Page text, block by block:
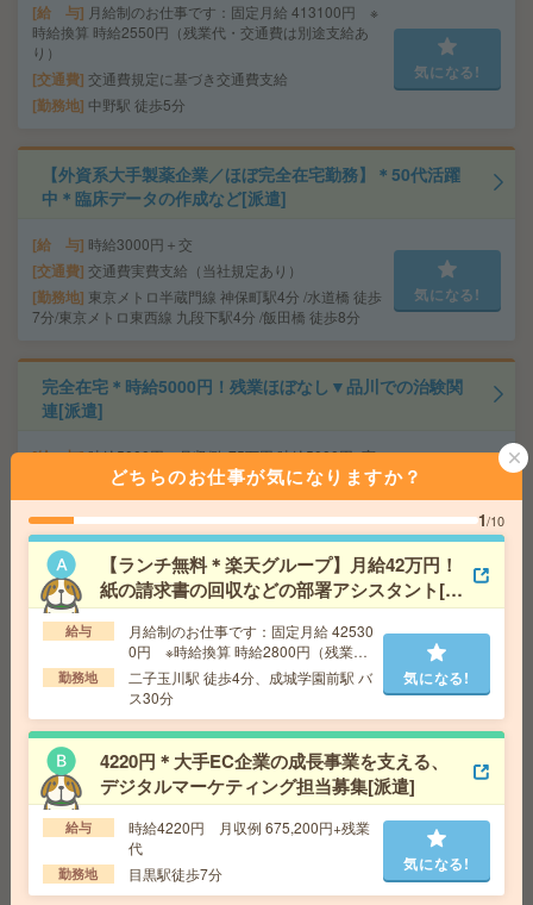
給 与 月給制のお仕事です：固定月給 413100円 ※
時給換算 時給2550円（残業代・交通費は別途支給あ
り）
交通費 交通費規定に基づき交通費支給
勤務地 中野駅 徒歩5分
気になる!
【外資系大手製薬企業／ほぼ完全在宅勤務】＊50代活躍
中＊臨床データの作成など[派遣]
給 与 時給3000円＋交
交通費 交通費実費支給（当社規定あり）
勤務地 東京メトロ半蔵門線 神保町駅4分 /水道橋 徒歩
7分/東京メトロ東西線 九段下駅4分 /飯田橋 徒歩8分
気になる!
完全在宅＊時給5000円！残業ほぼなし▼品川での治験関
連[派遣]
給 与 時給5000円 月収例 75万円 時給5000円×実
働7h×週5日×4週+残業10h ※月収例を保証するもので
はありません。※給与即受取りサービス利用可（利用条
件有）
交通費 1ヶ月3万円を上限として実費支給
勤務地
山手線 品川 徒歩10分 京急本線 泉岳
寺 徒歩12分
気になる!
在宅OK！【紹介予定派遣】社内情報システム@錦糸町[正
社員への紹介予定派遣]
給 与 時給2800～3000円＋交
交通費 交通費別途支給
勤務地 JR総武線・本線 錦糸町駅 徒歩5分
気になる!
ほぼ在宅！時短相談可！英語使用の事務[派遣]
給 与 時給2500円＋交
どちらのお仕事が気になりますか？
1/10
【ランチ無料＊楽天グループ】月給42万円！
紙の請求書の回収などの部署アシスタント[派
遣]
給与
月給制のお仕事です：固定月給 42530
0円 ※時給換算 時給2800円（残業
代・交通費は別途支給あり）
勤務地
二子玉川駅 徒歩4分、成城学園前駅 バ
ス30分
気になる!
4220円＊大手EC企業の成長事業を支える、
デジタルマーケティング担当募集[派遣]
給与
時給4220円 月収例 675,200円+残業
代
勤務地 目黒駅徒歩7分 気になる!